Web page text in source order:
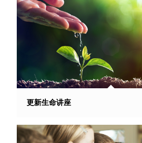
更新生命讲座